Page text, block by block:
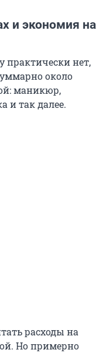
и экономия на
практически нет,
около
маникюр,
и так далее.
расходы на
Но примерно